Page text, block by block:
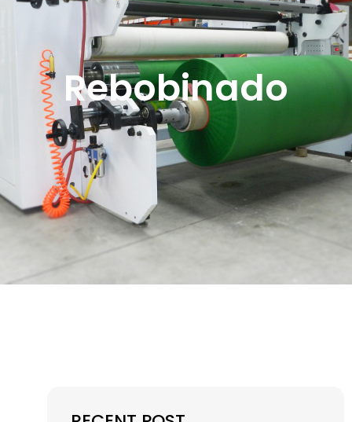
Rebobinado